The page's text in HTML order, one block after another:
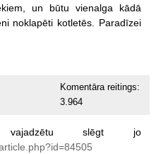
un būtu vienalga
kādā
noklapēti kotletēs.
Paradīzei
Komentāra reitings:
3.964
vajadzētu slēgt
jo